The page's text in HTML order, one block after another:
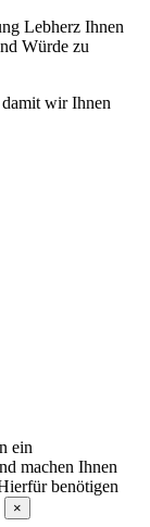
Lebherz Ihnen
Würde zu
wir Ihnen
ein
machen Ihnen
benötigen
×